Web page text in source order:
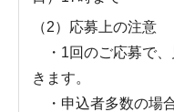
（2）応募上の注意
・1回のご応募で
きます。
・申込者多数の場